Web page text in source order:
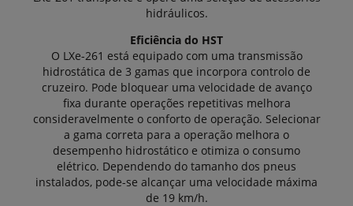
hidráulicos.
Eficiência do HST
O LXe-261 está equipado com uma transmissão
hidrostática de 3 gamas que incorpora controlo de
cruzeiro. Pode bloquear uma velocidade de avanço
fixa durante operações repetitivas melhora
consideravelmente o conforto de operação. Selecionar
a gama correta para a operação melhora o
desempenho hidrostático e otimiza o consumo
elétrico. Dependendo do tamanho dos pneus
instalados, pode-se alcançar uma velocidade máxima
de 19 km/h.